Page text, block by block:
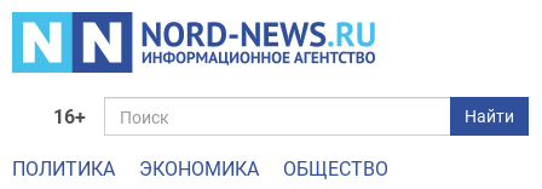
16+ Найти
ПОЛИТИКА ЭКОНОМИКА
ОБЩЕСТВО